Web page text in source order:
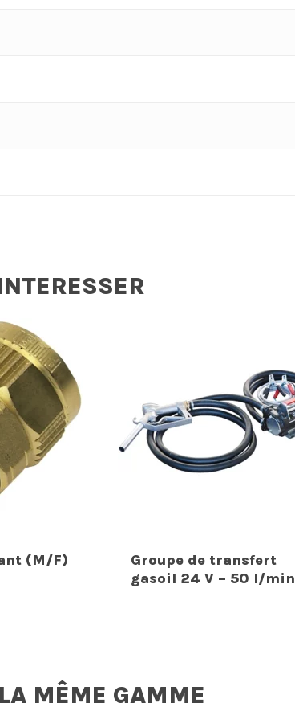
(M/F)
Groupe de transfert
gasoil 24 V – 50 l/min
MÊME GAMME